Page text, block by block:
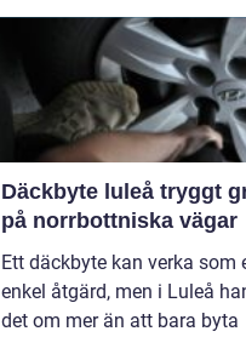
Däckbyte luleå tryggt grepp
på norrbottniska vägar
Ett däckbyte kan verka som
enkel åtgärd, men i Luleå
det om mer än att bara byta